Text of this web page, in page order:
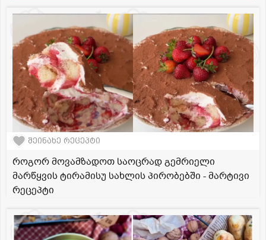
შეინახე რეცეპტი
როგორ მოვამზადოთ საოცრად გემრიელი
მარწყვის ტირამისუ სახლის პირობებში - მარტივი
რეცეპტი